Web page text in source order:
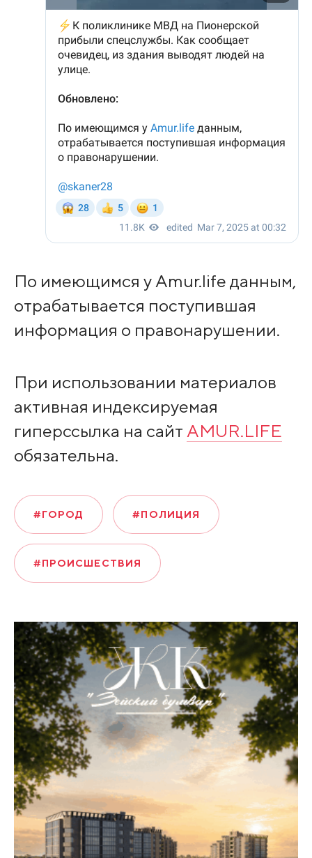
По имеющимся у Amur.life данным,
отрабатывается поступившая
информация о правонарушении.
При использовании материалов
активная индексируемая
гиперссылка на сайт AMUR.LIFE
обязательна.
#ГОРОД #ПОЛИЦИЯ
#ПРОИСШЕСТВИЯ